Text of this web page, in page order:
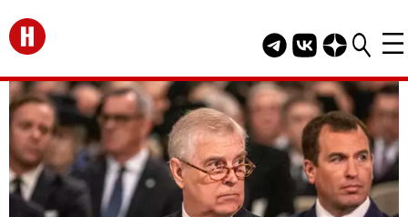
Перейти на главную
Telegram канал
Группа HELLO
Канал